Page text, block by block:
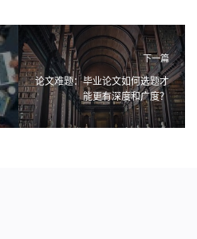
下一篇
论文难题：毕业论文如何选题才
能更有深度和广度？